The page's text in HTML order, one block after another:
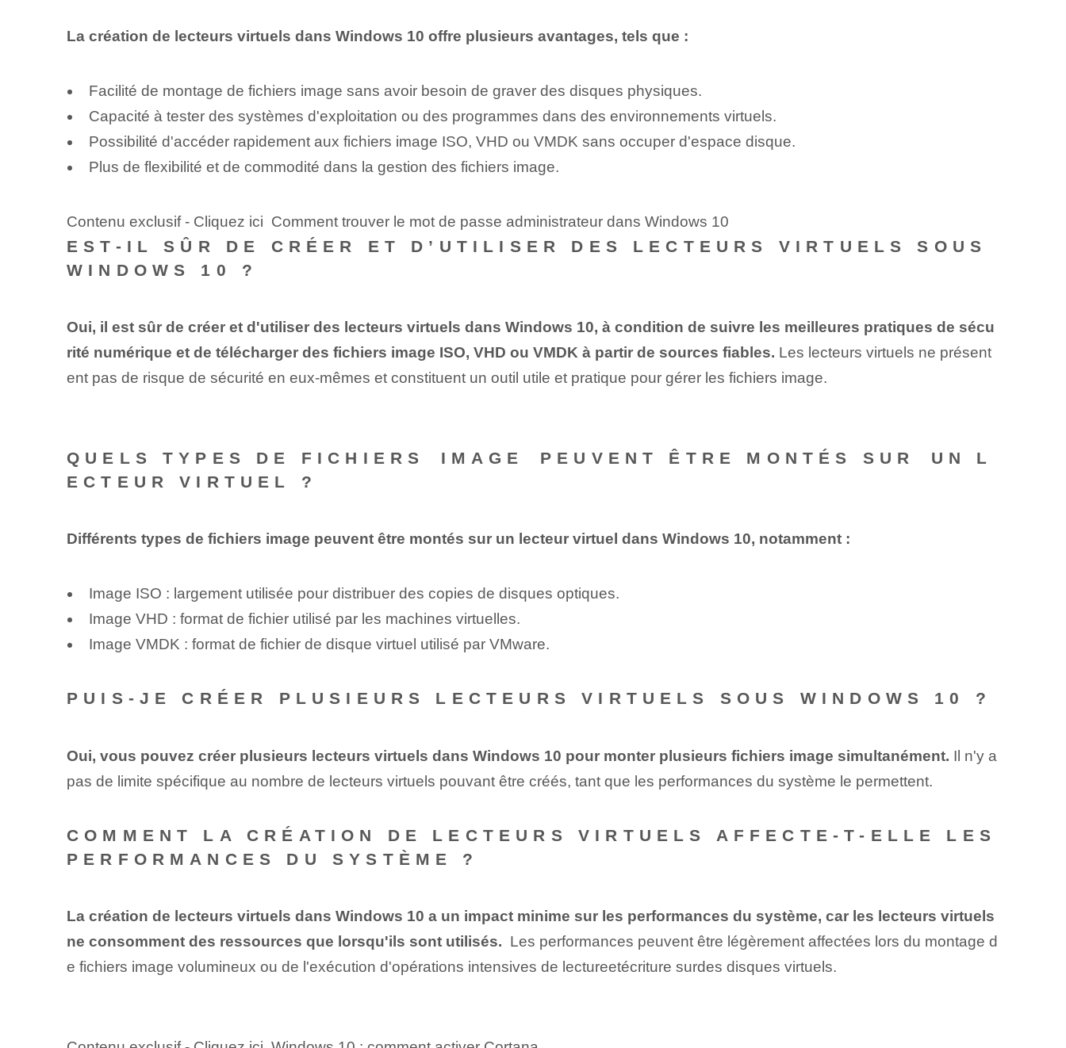
La création de lecteurs virtuels dans Windows 10 offre plusieurs avantages, tels que :
Facilité de montage de fichiers image sans avoir besoin de graver des disques physiques.
Capacité à tester des systèmes d'exploitation ou des programmes dans des environnements virtuels.
Possibilité d'accéder rapidement aux fichiers image ISO, VHD ou VMDK sans occuper d'espace disque.
Plus de flexibilité et de commodité dans la gestion des fichiers image.
Contenu exclusif - Cliquez ici Comment trouver le mot de passe administrateur dans Windows 10
EST-IL SÛR DE CRÉER ET D’UTILISER DES LECTEURS VIRTUELS SOUS
WINDOWS 10 ?
Oui, il est sûr de créer et d'utiliser des lecteurs virtuels dans Windows 10, à condition de suivre les meilleures pratiques de sécu
rité numérique et de télécharger des fichiers image ISO, VHD ou VMDK à partir de sources fiables. Les lecteurs virtuels ne présent
ent pas de risque de sécurité en eux-mêmes et constituent un outil utile et pratique pour gérer les fichiers image.
QUELS TYPES DE FICHIERS ⁤IMAGE⁢ PEUVENT‌ ÊTRE MONTÉS SUR⁣ UN L
ECTEUR VIRTUEL ?
Différents types de fichiers image peuvent être montés sur un lecteur virtuel dans Windows 10, notamment :
Image ISO : largement utilisée pour distribuer des copies de disques optiques.
Image VHD : format de fichier utilisé par les machines virtuelles.
Image VMDK : format de fichier de disque virtuel utilisé par VMware.
PUIS-JE CRÉER PLUSIEURS LECTEURS VIRTUELS SOUS WINDOWS 10 ?
Oui, vous pouvez créer ‌plusieurs‍ lecteurs virtuels dans ⁤Windows ⁢10 ⁢pour⁢ monter plusieurs fichiers image simultanément. Il n'y a
pas de limite spécifique au nombre de lecteurs virtuels pouvant être créés, tant que les performances du système le permettent.
COMMENT LA CRÉATION DE LECTEURS VIRTUELS AFFECTE-T-ELLE LES
PERFORMANCES DU SYSTÈME ?
La création de lecteurs virtuels dans Windows 10 a un impact minime sur les performances du système, car les lecteurs virtuels
ne consomment des ressources que lorsqu'ils sont utilisés. ⁢ Les performances⁢ peuvent être légèrement affectées lors du ⁣montage d
e ⁢fichiers image⁣ volumineux ou de l'exécution d'⁤opérations intensives de ⁤lecture⁤et⁤écriture⁤ sur⁤des disques virtuels.